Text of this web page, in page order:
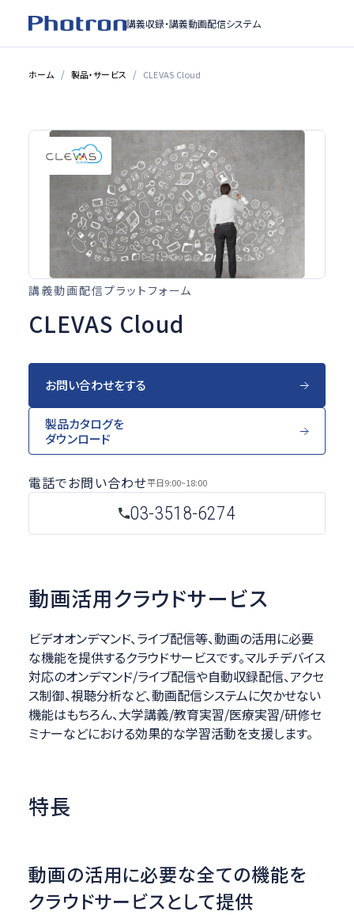
講義収録・講義動画配信システム
ホーム 製品・サービス CLEVAS Cloud
講義動画配信プラットフォーム
CLEVAS Cloud
お問い合わせをする
製品カタログを
ダウンロード
電話でお問い合わせ平日9:00~18:00
03-3518-6274
動画活用クラウドサービス
ビデオオンデマンド、ライブ配信等、動画の活用に必要
な機能を提供するクラウドサービスです。マルチデバイス
対応のオンデマンド/ライブ配信や自動収録配信、アクセ
ス制御、視聴分析など、動画配信システムに欠かせない
機能はもちろん、大学講義/教育実習/医療実習/研修セ
ミナーなどにおける効果的な学習活動を支援します。
特長
動画の活用に必要な全ての機能を
クラウドサービスとして提供